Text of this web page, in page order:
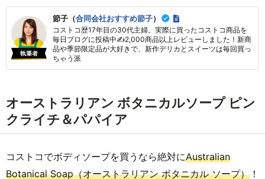
執筆者
節子（合同会社おすすめ節子）
コストコ歴17年目の30代主婦。実際に買ったコストコ商品を
毎日ブログに投稿中✍2,000商品以上レビューしました！新商
品や季節限定品が大好きで、新作デリカとスイーツは毎回買っ
ちゃう派
オーストラリアン ボタニカルソープ ピン
クライチ＆パパイア
コストコでボディソープを買うなら絶対にAustralian
Botanical Soap（オーストラリアン ボタニカル ソープ） ！